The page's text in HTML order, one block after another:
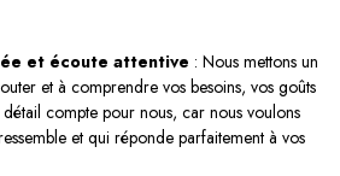
et écoute attentive : Nous mettons un
et à comprendre vos besoins, vos goûts
compte pour nous, car nous voulons
et qui réponde parfaitement à vos